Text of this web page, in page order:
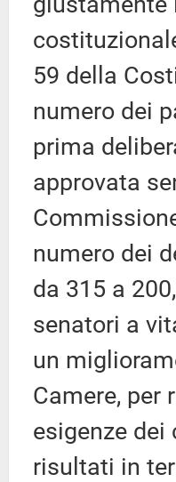
59 della
numero dei
prima
approvata
numero dei
da 315 a
senatori a
un
Camere, per
esigenze
risultati in